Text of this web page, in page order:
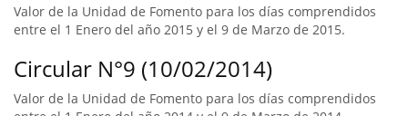
Valor de la Unidad de Fomento para los días comprendidos
entre el 1 Enero del año 2015 y el 9 de Marzo de 2015.
Circular N°9 (10/02/2014)
Valor de la Unidad de Fomento para los días comprendidos